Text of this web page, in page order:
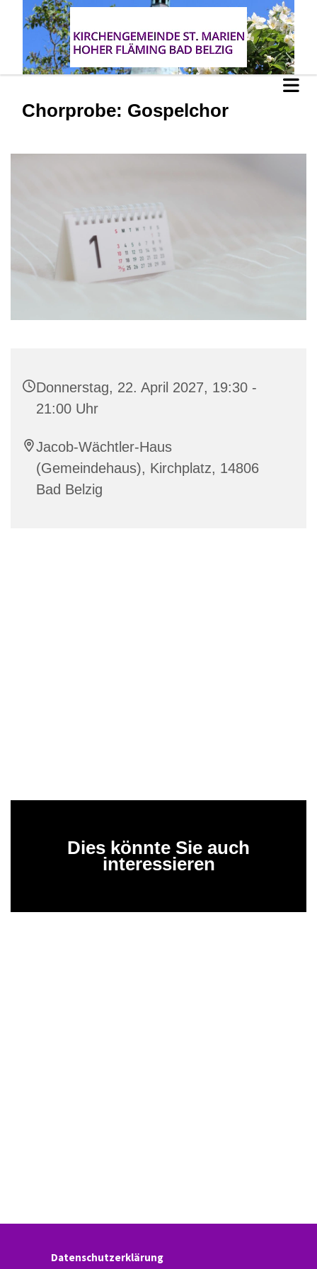
Chorprobe: Gospelchor
Donnerstag, 22. April 2027, 19:30 -
21:00 Uhr
Jacob-Wächtler-Haus
(Gemeindehaus), Kirchplatz, 14806
Bad Belzig
Dies könnte Sie auch
interessieren
Datenschutzerklärung